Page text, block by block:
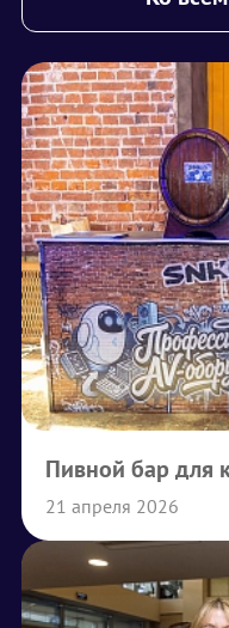
Пивной бар для
21 апреля 2026